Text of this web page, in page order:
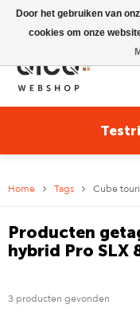
Riese & Müller
Home Tags Cube
Producten
hybrid Pro SLX
3 producten gevonden
Door het gebruiken van
cookies om onze